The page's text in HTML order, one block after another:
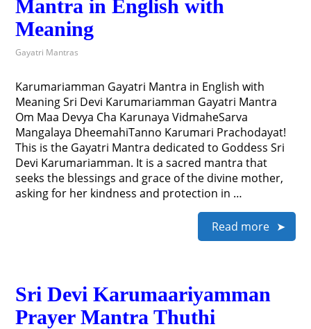
Mantra in English with
Meaning
Gayatri Mantras
Karumariamman Gayatri Mantra in English with
Meaning Sri Devi Karumariamman Gayatri Mantra
Om Maa Devya Cha Karunaya VidmaheSarva
Mangalaya DheemahiTanno Karumari Prachodayat!
This is the Gayatri Mantra dedicated to Goddess Sri
Devi Karumariamman. It is a sacred mantra that
seeks the blessings and grace of the divine mother,
asking for her kindness and protection in …
Read more
Sri Devi Karumaariyamman
Prayer Mantra Thuthi